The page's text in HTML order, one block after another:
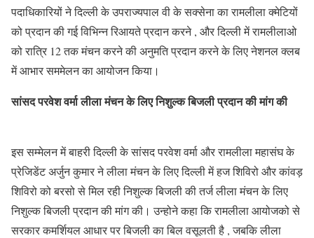
पदाधिकारियों ने दिल्ली के उपराज्यपाल वी के सक्सेना का रामलीला क्मेटियों
को प्रदान की गई विभिन्न रिआयते प्रदान करने , और दिल्ली में रामलीलाओ
को रात्रि 12 तक मंचन करने की अनुमति प्रदान करने के लिए नेशनल क्लब
में आभार सममेलन का आयोजन किया।
सांसद परवेश वर्मा लीला मंचन के लिए निशुल्क बिजली प्रदान की मांग की
इस सम्मेलन में बाहरी दिल्ली के सांसद परवेश वर्मा और रामलीला महासंघ के
प्रेजिडेंट अर्जुन कुमार ने लीला मंचन के लिए दिल्ली में हज शिविरो और कांवड़
शिविरो को बरसो से मिल रही निशुल्क बिजली की तर्ज लीला मंचन के लिए
निशुल्क बिजली प्रदान की मांग की। उन्होने कहा कि रामलीला आयोजको से
सरकार कमर्शियल आधार पर बिजली का बिल वसूलती है , जबकि लीला